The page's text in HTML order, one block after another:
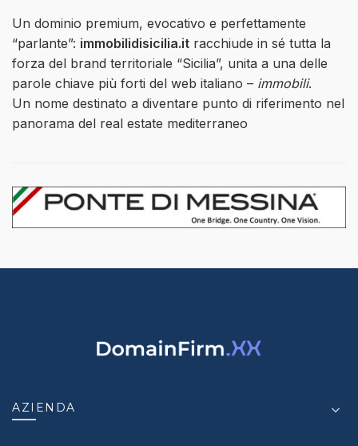
Un dominio premium, evocativo e perfettamente
“parlante”: immobilidisicilia.it racchiude in sé tutta la
forza del brand territoriale “Sicilia”, unita a una delle
parole chiave più forti del web italiano – immobili.
Un nome destinato a diventare punto di riferimento nel
panorama del real estate mediterraneo
AZIENDA